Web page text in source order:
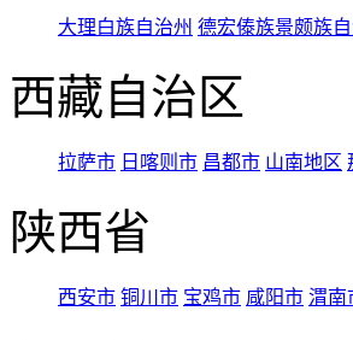
大理白族自治州 德宏傣族景颇族自
西藏自治区
拉萨市 日喀则市 昌都市 山南地区
陕西省
西安市 铜川市 宝鸡市 咸阳市 渭南